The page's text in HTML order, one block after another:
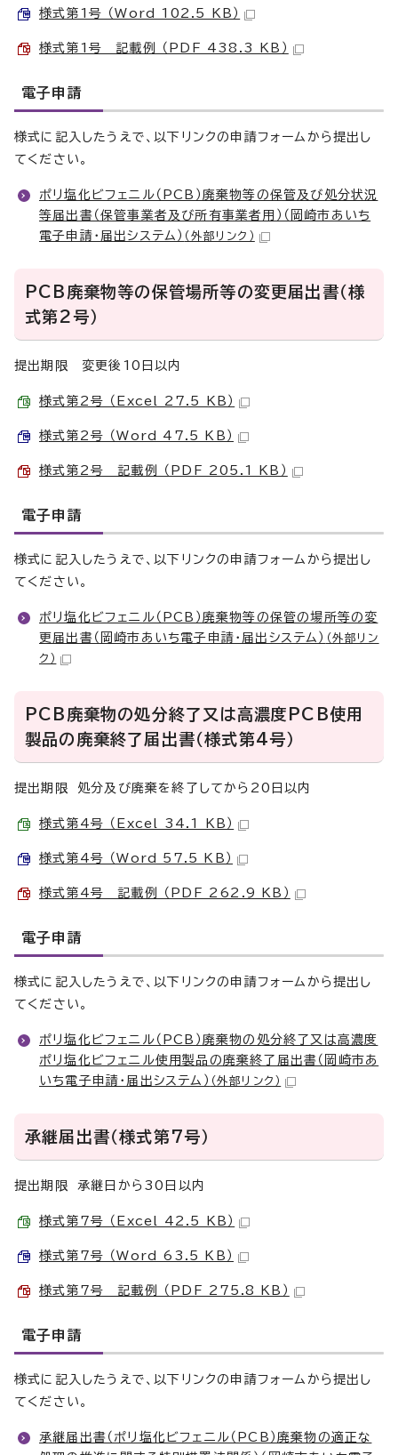
様式第1号 （Word 102.5 KB）
様式第1号 記載例 （PDF 438.3 KB）
電子申請
様式に記入したうえで、以下リンクの申請フォームから提出し
てください。
ポリ塩化ビフェニル（PCB）廃棄物等の保管及び処分状況
等届出書（保管事業者及び所有事業者用）（岡崎市あいち
電子申請・届出システム） （外部リンク）
PCB廃棄物等の保管場所等の変更届出書（様
式第2号）
提出期限 変更後10日以内
様式第2号 （Excel 27.5 KB）
様式第2号 （Word 47.5 KB）
様式第2号 記載例 （PDF 205.1 KB）
電子申請
様式に記入したうえで、以下リンクの申請フォームから提出し
てください。
ポリ塩化ビフェニル（PCB）廃棄物等の保管の場所等の変
更届出書（岡崎市あいち電子申請・届出システム） （外部リン
ク）
PCB廃棄物の処分終了又は高濃度PCB使用
製品の廃棄終了届出書（様式第4号）
提出期限 処分及び廃棄を終了してから20日以内
様式第4号 （Excel 34.1 KB）
様式第4号 （Word 57.5 KB）
様式第4号 記載例 （PDF 262.9 KB）
電子申請
様式に記入したうえで、以下リンクの申請フォームから提出し
てください。
ポリ塩化ビフェニル（PCB）廃棄物の処分終了又は高濃度
ポリ塩化ビフェニル使用製品の廃棄終了届出書（岡崎市あ
いち電子申請・届出システム） （外部リンク）
承継届出書（様式第7号）
提出期限 承継日から30日以内
様式第7号 （Excel 42.5 KB）
様式第7号 （Word 63.5 KB）
様式第7号 記載例 （PDF 275.8 KB）
電子申請
様式に記入したうえで、以下リンクの申請フォームから提出し
てください。
承継届出書（ポリ塩化ビフェニル（PCB）廃棄物の適正な